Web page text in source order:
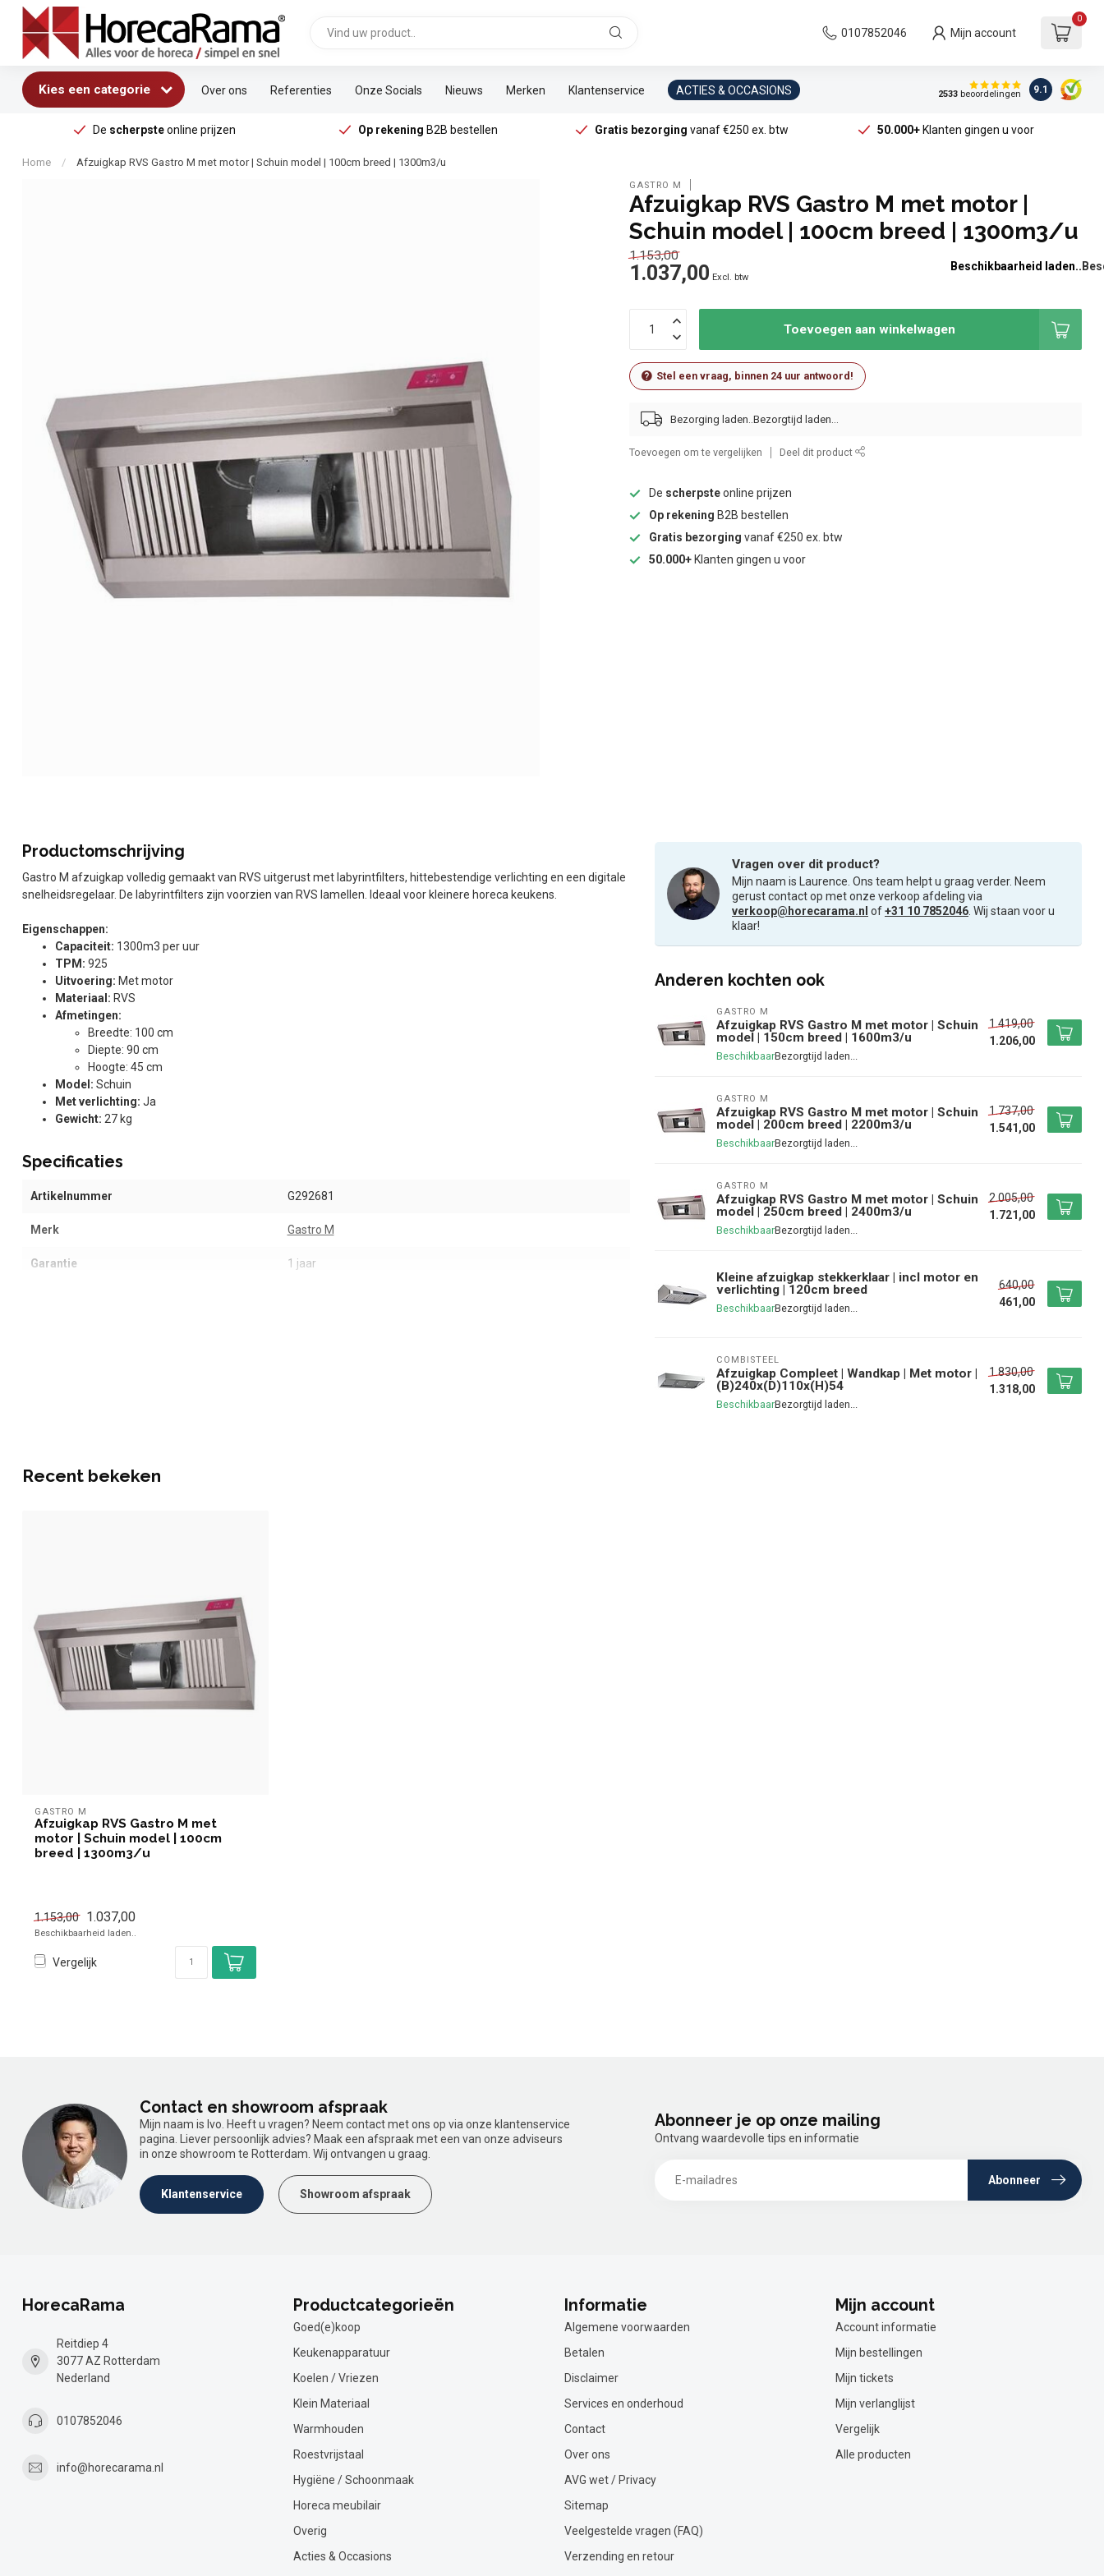
0107852046 Mijn account
0
Kies een categorie Over ons Referenties Onze Socials Nieuws Merken Klantenservice ACTIES & OCCASIONS 2533beoordelingen 9.1
De scherpsteonline prijzen Op rekening B2B bestellen Gratis bezorging vanaf €250 ex. btw 50.000+Klanten gingen u voor
Home / Afzuigkap RVS Gastro M met motor | Schuin model | 100cm breed | 1300m3/u
GASTRO M
Afzuigkap RVS Gastro M met motor |
Schuin model | 100cm breed | 1300m3/u
1.153,00
1.037,00 Excl. btw
Beschikbaarheid laden..
Toevoegen aan winkelwagen
Stel een vraag, binnen 24 uur antwoord!
Bezorging laden..
Toevoegen om te vergelijken Deel dit product
De scherpsteonline prijzen
Op rekening B2B bestellen
Gratis bezorging vanaf €250 ex. btw
50.000+ Klanten gingen u voor
Productomschrijving
Gastro M afzuigkap volledig gemaakt van RVS uitgerust met labyrintfilters, hittebestendige verlichting en een digitale
snelheidsregelaar. De labyrintfilters zijn voorzien van RVS lamellen. Ideaal voor kleinere horeca keukens.
Eigenschappen:
Capaciteit: 1300m3 per uur
TPM: 925
Uitvoering: Met motor
Materiaal: RVS
Afmetingen:
Breedte: 100 cm
Diepte: 90 cm
Hoogte: 45 cm
Model: Schuin
Met verlichting: Ja
Gewicht: 27 kg
Specificaties
Artikelnummer G292681
Merk Gastro M
Garantie 1 jaar
Vragen over dit product?
Mijn naam is Laurence. Ons team helpt u graag verder. Neem
gerust contact op met onze verkoop afdeling via
verkoop@horecarama.nl of+31 10 7852046 . Wij staan voor u
klaar!
Anderen kochten ook
GASTRO M
Afzuigkap RVS Gastro M met motor | Schuin
model | 150cm breed | 1600m3/u
Beschikbaar
1.419,00
1.206,00
GASTRO M
Afzuigkap RVS Gastro M met motor | Schuin
model | 200cm breed | 2200m3/u
Beschikbaar
1.737,00
1.541,00
GASTRO M
Afzuigkap RVS Gastro M met motor | Schuin
model | 250cm breed | 2400m3/u
Beschikbaar
2.005,00
1.721,00
Kleine afzuigkap stekkerklaar | incl motor en
verlichting | 120cm breed
Beschikbaar
640,00
461,00
COMBISTEEL
Afzuigkap Compleet | Wandkap | Met motor |
(B)240x(D)110x(H)54
Beschikbaar
1.830,00
1.318,00
Recent bekeken
GASTRO M
Afzuigkap RVS Gastro M met
motor | Schuin model | 100cm
breed | 1300m3/u
1.153,00 1.037,00
Beschikbaarheid laden..
Vergelijk
Contact en showroom afspraak
Mijn naam is Ivo. Heeft u vragen? Neem contact met ons op via onze klantenservice
pagina. Liever persoonlijk advies? Maak een afspraak met een van onze adviseurs
in onze showroom te Rotterdam. Wij ontvangen u graag.
Klantenservice Showroom afspraak
Abonneer je op onze mailing
Ontvang waardevolle tips en informatie
Abonneer
HorecaRama
Reitdiep 4
3077 AZ Rotterdam
Nederland
0107852046
info@horecarama.nl
Productcategorieën
Goed(e)koop
Keukenapparatuur
Koelen / Vriezen
Klein Materiaal
Warmhouden
Roestvrijstaal
Hygiëne / Schoonmaak
Horeca meubilair
Overig
Acties & Occasions
Informatie
Algemene voorwaarden
Betalen
Disclaimer
Services en onderhoud
Contact
Over ons
AVG wet / Privacy
Sitemap
Veelgestelde vragen (FAQ)
Verzending en retour
Mijn account
Account informatie
Mijn bestellingen
Mijn tickets
Mijn verlanglijst
Vergelijk
Alle producten